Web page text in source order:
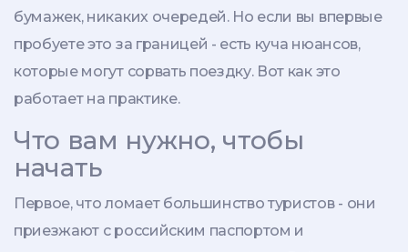
бумажек, никаких очередей. Но если вы впервые
пробуете это за границей - есть куча нюансов,
которые могут сорвать поездку. Вот как это
работает на практике.
Что вам нужно, чтобы
начать
Первое, что ломает большинство туристов - они
приезжают с российским паспортом и